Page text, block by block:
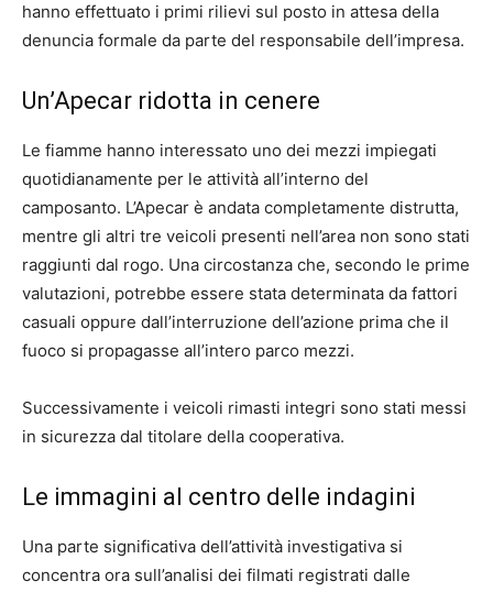
hanno effettuato i primi rilievi sul posto in attesa della
denuncia formale da parte del responsabile dell’impresa.
Un’Apecar ridotta in cenere
Le fiamme hanno interessato uno dei mezzi impiegati
quotidianamente per le attività all’interno del
camposanto. L’Apecar è andata completamente distrutta,
mentre gli altri tre veicoli presenti nell’area non sono stati
raggiunti dal rogo. Una circostanza che, secondo le prime
valutazioni, potrebbe essere stata determinata da fattori
casuali oppure dall’interruzione dell’azione prima che il
fuoco si propagasse all’intero parco mezzi.
Successivamente i veicoli rimasti integri sono stati messi
in sicurezza dal titolare della cooperativa.
Le immagini al centro delle indagini
Una parte significativa dell’attività investigativa si
concentra ora sull’analisi dei filmati registrati dalle